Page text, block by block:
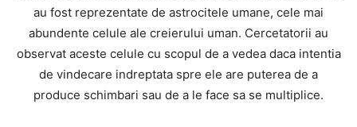
au fost reprezentate de astrocitele umane, cele mai
abundente celule ale creierului uman. Cercetatorii au
observat aceste celule cu scopul de a vedea daca intentia
de vindecare indreptata spre ele are puterea de a
produce schimbari sau de a le face sa se multiplice.